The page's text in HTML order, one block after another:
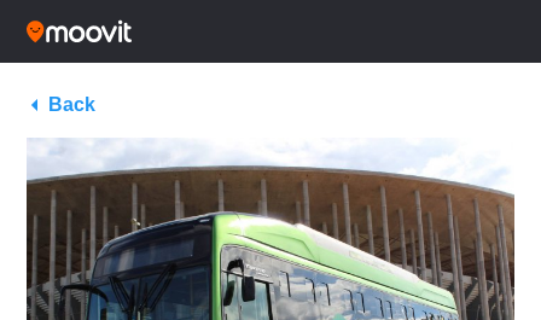
Back